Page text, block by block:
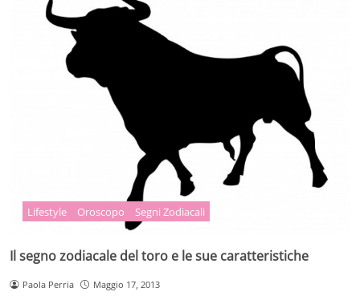
Lifestyle Oroscopo Segni Zodiacali
Il segno zodiacale del toro e le sue caratteristiche
Paola Perria Maggio 17, 2013